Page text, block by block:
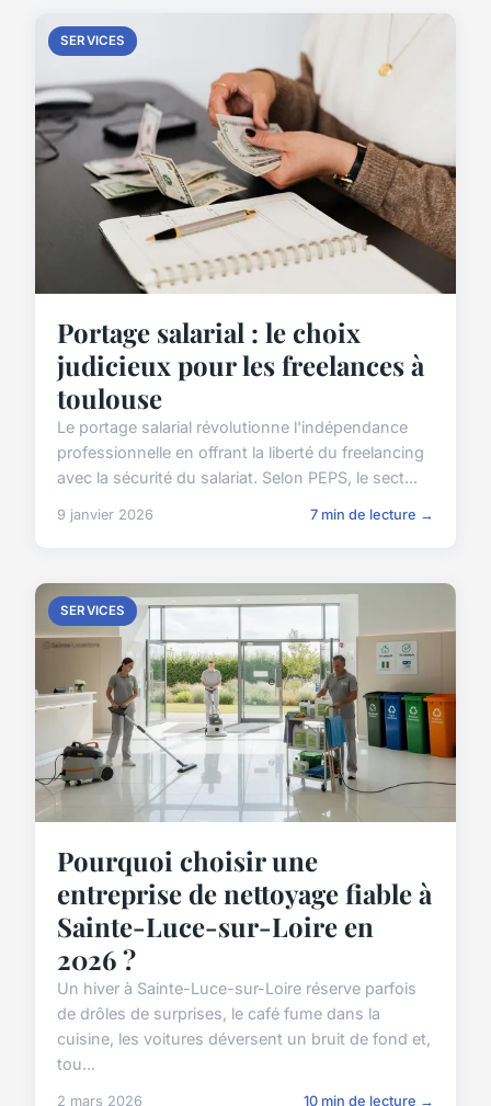
SERVICES
Portage salarial : le choix
judicieux pour les freelances à
toulouse
Le portage salarial révolutionne l'indépendance
professionnelle en offrant la liberté du freelancing
avec la sécurité du salariat. Selon PEPS, le sect...
9 janvier 2026 7 min de lecture →
SERVICES
Pourquoi choisir une
entreprise de nettoyage fiable à
Sainte-Luce-sur-Loire en
2026 ?
Un hiver à Sainte-Luce-sur-Loire réserve parfois
de drôles de surprises, le café fume dans la
cuisine, les voitures déversent un bruit de fond et,
tou...
2 mars 2026 10 min de lecture →